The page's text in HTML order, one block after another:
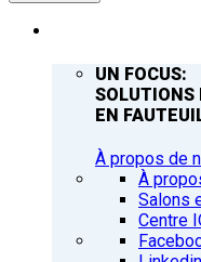
UN FOCUS:
SOLUTIONS
EN
À propos de
À
Salons
Centre